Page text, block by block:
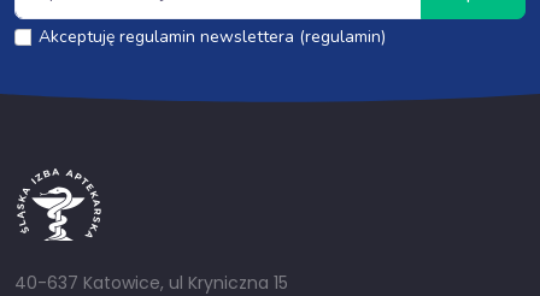
Akceptuję regulamin newslettera (regulamin)
40-637 Katowice, ul Kryniczna 15